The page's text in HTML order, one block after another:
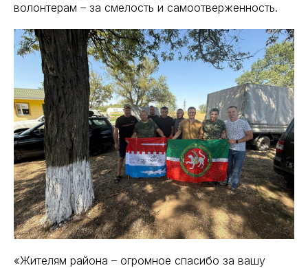
волонтерам – за смелость и самоотверженность.
«Жителям района – огромное спасибо за вашу